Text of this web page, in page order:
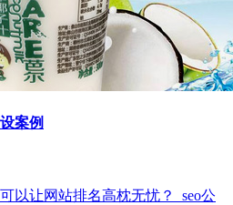
案例
以让网站排名高枕无忧？_seo公